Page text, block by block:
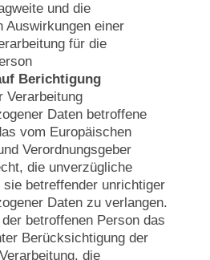
und die
Auswirkungen einer
für die
Berichtigung
Verarbeitung
Daten betroffene
vom Europäischen
Verordnungsgeber
die unverzügliche
sie betreffender unrichtiger
Daten zu verlangen.
betroffenen Person das
Berücksichtigung der
die